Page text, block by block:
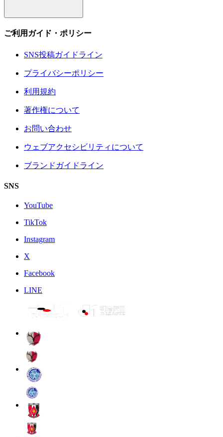
ご利用ガイド・ポリシー
SNS投稿ガイドライン
プライバシーポリシー
利用規約
著作権について
お問い合わせ
ウェブアクセシビリティについて
ブランドガイドライン
SNS
YouTube
TikTok
Instagram
X
Facebook
LINE